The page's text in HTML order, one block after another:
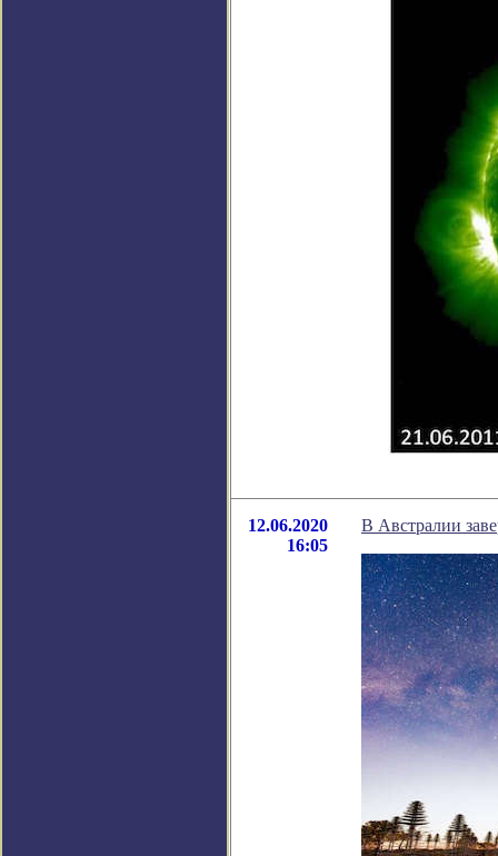
12.06.2020
16:05
В Австралии